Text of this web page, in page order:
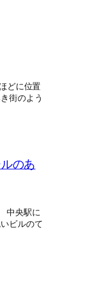
どに位置
街のよう
のあ
中央駅に
ビルのて